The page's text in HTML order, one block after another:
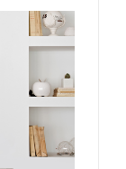
dla osób,